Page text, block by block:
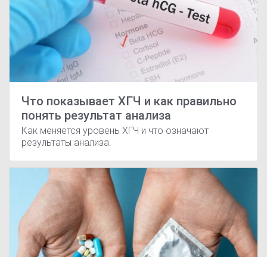
Что показывает ХГЧ и как правильно
понять результат анализа
Как меняется уровень ХГЧ и что означают
результаты анализа.